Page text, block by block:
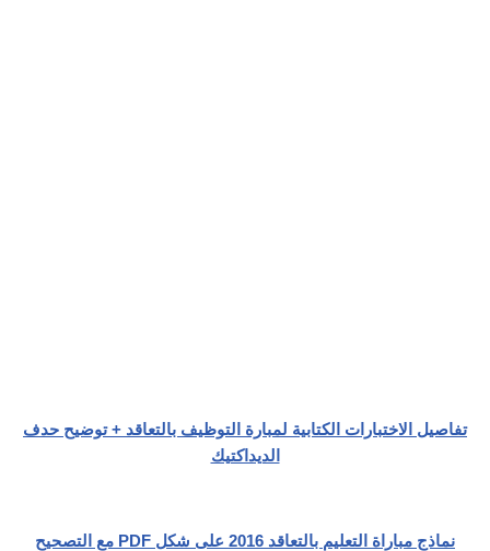
تفاصيل الاختبارات الكتابية لمبارة التوظيف بالتعاقد + توضيح حدف
الديداكتيك
نماذج مباراة التعليم بالتعاقد 2016 على شكل PDF مع التصحيح